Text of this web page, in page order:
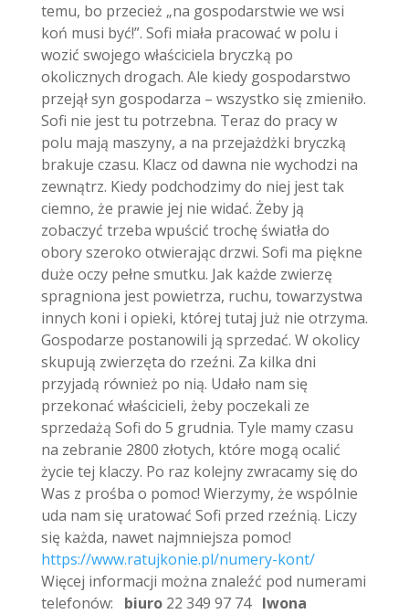
temu, bo przecież „na gospodarstwie we wsi
koń musi być!”. Sofi miała pracować w polu i
wozić swojego właściciela bryczką po
okolicznych drogach. Ale kiedy gospodarstwo
przejął syn gospodarza – wszystko się zmieniło.
Sofi nie jest tu potrzebna. Teraz do pracy w
polu mają maszyny, a na przejażdżki bryczką
brakuje czasu. Klacz od dawna nie wychodzi na
zewnątrz. Kiedy podchodzimy do niej jest tak
ciemno, że prawie jej nie widać. Żeby ją
zobaczyć trzeba wpuścić trochę światła do
obory szeroko otwierając drzwi. Sofi ma piękne
duże oczy pełne smutku. Jak każde zwierzę
spragniona jest powietrza, ruchu, towarzystwa
innych koni i opieki, której tutaj już nie otrzyma.
Gospodarze postanowili ją sprzedać. W okolicy
skupują zwierzęta do rzeźni. Za kilka dni
przyjadą również po nią. Udało nam się
przekonać właścicieli, żeby poczekali ze
sprzedażą Sofi do 5 grudnia. Tyle mamy czasu
na zebranie 2800 złotych, które mogą ocalić
życie tej klaczy. Po raz kolejny zwracamy się do
Was z prośba o pomoc! Wierzymy, że wspólnie
uda nam się uratować Sofi przed rzeźnią. Liczy
się każda, nawet najmniejsza pomoc!
https://www.ratujkonie.pl/numery-kont/
Więcej informacji można znaleźć pod numerami
telefonów: biuro 22 349 97 74
Iwona